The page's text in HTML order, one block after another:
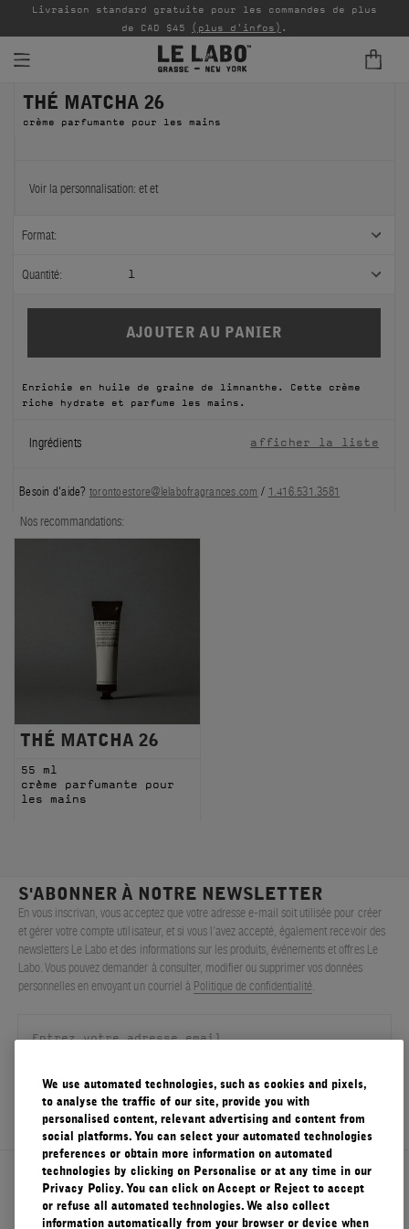
PARFUMS
INTÉRIEUR
BODY — HAIR — FACE
GROOMING
ODDITIES
ÉCHANTILLONS
FILMS
Compte
Panier(0)
Livraison standard gratuite pour les commandes de plus
de CAD $45 (plus d'infos) .
THÉ MATCHA 26
crème parfumante pour les mains
Voir la personnalisation: etet
Format:
Quantité: 1
Enrichie en huile de graine de limnanthe. Cette crème
riche hydrate et parfume les mains.
Ingrédients afficher la liste
Besoin d'aide? torontoestore@lelabofragrances.com / 1.416.531.3581
Nos recommandations:
THÉ MATCHA 26
55 ml
crème parfumante pour
les mains
À propos de Le Labo
S'ABONNER À NOTRE NEWSLETTER
En vous inscrivan, vous acceptez que votre adresse e-mail soit utilisée pour créer
et gérer votre compte utilisateur, et si vous l’avez accepté, également recevoir des
newsletters Le Labo et des informations sur les produits, événements et offres Le
Labo. Vous pouvez demander à consulter, modifier ou supprimer vos données
personnelles en envoyant un courriel à Politique de confidentialité
S'ENREGISTRER
We use automated technologies, such as cookies and pixels,
to analyse the traffic of our site, provide you with
personalised content, relevant advertising and content from
social platforms. You can select your automated technologies
preferences or obtain more information on automated
technologies by clicking on Personalise or at any time in our
Privacy Policy. You can click on Accept or Reject to accept
or refuse all automated technologies. We also collect
information automatically from your browser or device when